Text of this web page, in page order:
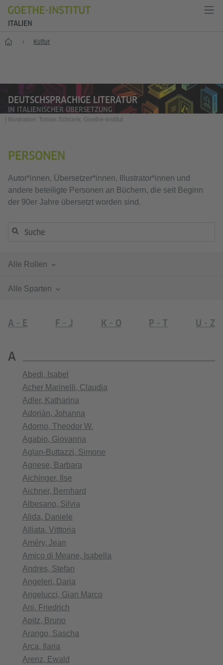
ITALIEN
Start Kultur
DEUTSCHSPRACHIGE LITERATUR
IN ITALIENISCHER ÜBERSETZUNG
Illustration: Tobias Schrank, Goethe-Institut
PERSONEN
Autor*innen, Übersetzer*innen, Illustrator*innen und
andere beteiligte Personen an Büchern, die seit Beginn
der 90er Jahre übersetzt worden sind.
Alle Rollen
Alle Sparten
A - E F - J K - O P - T U - Z
A
Abedi, Isabel
Acher Marinelli, Claudia
Adler, Katharina
Adorján, Johanna
Adorno, Theodor W.
Agabio, Giovanna
Aglan-Buttazzi, Simone
Agnese, Barbara
Aichinger, Ilse
Aichner, Bernhard
Albesano, Silvia
Alida, Daniele
Alliata, Vitttoria
Améry, Jean
Amico di Meane, Isabella
Andres, Stefan
Angeleri, Daria
Angelucci, Gian Marco
Ani, Friedrich
Apitz, Bruno
Arango, Sascha
Arca, Ilaria
Arenz, Ewald